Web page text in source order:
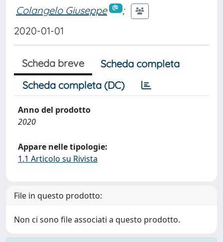
Colangelo Giuseppe
;
2020-01-01
Scheda breve
Scheda completa
Scheda completa (DC)
Anno del prodotto
2020
Appare nelle tipologie:
1.1 Articolo su Rivista
File in questo prodotto:
Non ci sono file associati a questo prodotto.